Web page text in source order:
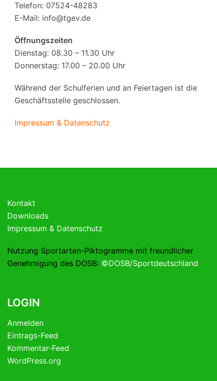
Telefon: 07524-48283
E-Mail: info@tgev.de
Öffnungszeiten
Dienstag: 08.30 – 11.30 Uhr
Donnerstag: 17.00 – 20.00 Uhr
Während der Schulferien und an Feiertagen ist die
Geschäftsstelle geschlossen.
Impressum & Datenschutz
Kontakt
Downloads
Impressum & Datenschutz
Nutzung Sportarten-Piktogramme mit freundlicher
Genehmigung des DOSB: ©DOSB/Sportdeutschland
LOGIN
Anmelden
Eintrags-Feed
Kommentar-Feed
WordPress.org